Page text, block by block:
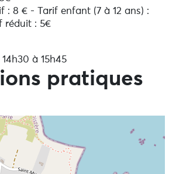
: 8 € - Tarif enfant (7 à 12 ans) :
réduit : 5€
à 15h45
pratiques